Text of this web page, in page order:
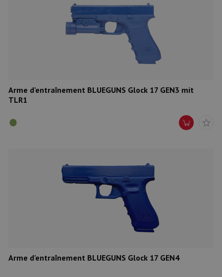
Arme d'entraînement BLUEGUNS Glock 17 GEN3 mit
TLR1
Arme d'entraînement BLUEGUNS Glock 17 GEN4